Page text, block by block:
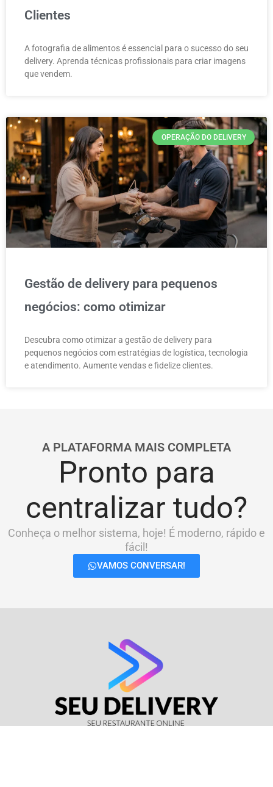
Clientes
A fotografia de alimentos é essencial para o sucesso do seu
delivery. Aprenda técnicas profissionais para criar imagens
que vendem.
OPERAÇÃO DO DELIVERY
Gestão de delivery para pequenos
negócios: como otimizar
Descubra como otimizar a gestão de delivery para
pequenos negócios com estratégias de logística, tecnologia
e atendimento. Aumente vendas e fidelize clientes.
A PLATAFORMA MAIS COMPLETA
Pronto para
centralizar tudo?
Conheça o melhor sistema, hoje! É moderno, rápido e
fácil!
VAMOS CONVERSAR!